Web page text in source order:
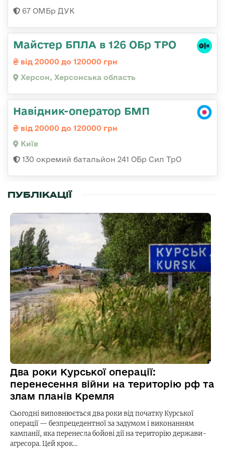
67 ОМБр ДУК
Майстер БПЛА в 126 ОБр ТРО
від 20000 до 120000 грн
Херсон, Херсонська область
Навідник-оператор БМП
від 20000 до 120000 грн
Київ
130 окремий батальйон 241 ОБр Сил ТрО
ПУБЛІКАЦІЇ
Два роки Курської операції:
перенесення війни на територію рф та
злам планів Кремля
Сьогодні виповнюється два роки від початку Курської
операції — безпрецедентної за задумом і виконанням
кампанії, яка перенесла бойові дії на територію держави-
агресора. Цей крок…